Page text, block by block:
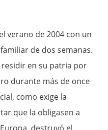
verano de 2004 con un
de dos semanas.
en su patria por
durante más de once
como exige la
que la obligasen a